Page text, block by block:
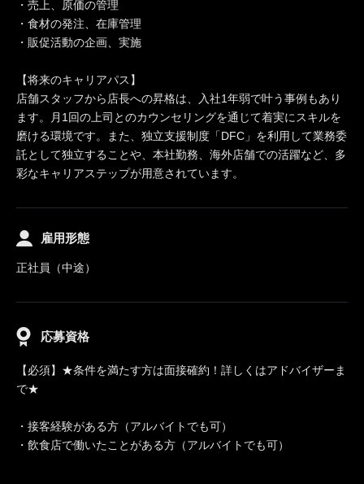
・売上、原価の管理
・食材の発注、在庫管理
・販促活動の企画、実施
【将来のキャリアパス】
店舗スタッフから店長への昇格は、入社1年弱で叶う事例もあり
ます。月1回の上司とのカウンセリングを通じて着実にスキルを
磨ける環境です。また、独立支援制度「DFC」を利用して業務委
託として独立することや、本社勤務、海外店舗での活躍など、多
彩なキャリアステップが用意されています。
雇用形態
正社員（中途）
応募資格
【必須】★条件を満たす方は面接確約！詳しくはアドバイザーま
で★
・接客経験がある方（アルバイトでも可）
・飲食店で働いたことがある方（アルバイトでも可）